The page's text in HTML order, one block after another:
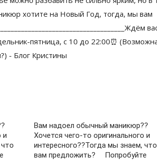
и
Вам надоел обычный маникюр??
Хочется чего-то оригинального и
интересного??Тогда мы знаем, что
вам предложить? ⠀ Попробуйте